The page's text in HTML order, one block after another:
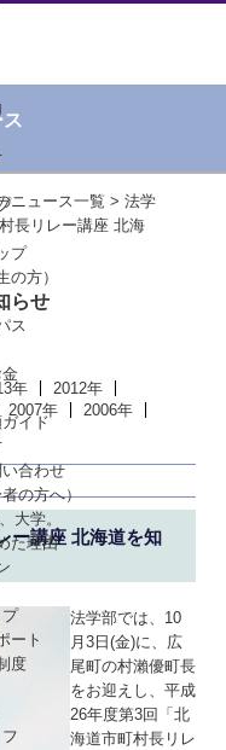
プ
の方）
ス
イド
合わせ
の方へ）
大学。
た理由
ート
度
ニュース一覧 > 法学
長リレー講座 北海
らせ
年
2012年
2007年
2006年
ー講座 北海道を知
法学部では、10
月3日(金)に、広
尾町の村瀨優町長
をお迎えし、平成
26年度第3回「北
海道市町村長リレ